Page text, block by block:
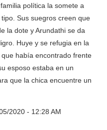
política la somete a
Sus suegros creen que
la dote y Arundathi se da
Huye y se refugia en la
había encontrado frente
esposo estaba en un
que la chica encuentre un
2020 - 12:28 AM